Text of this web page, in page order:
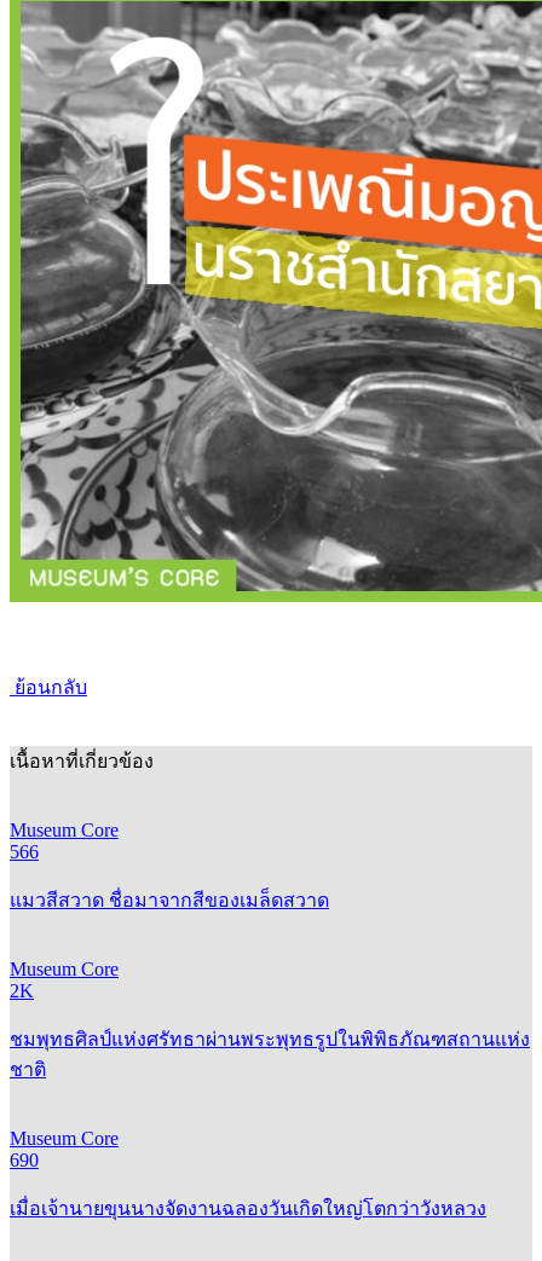
Museum Core
Museum Core
ชมพุทธศิลป์แห่งศรัทธาผ่านพระพุทธรูปในพิพิธภัณฑสถานแห่ง
Museum Core
690